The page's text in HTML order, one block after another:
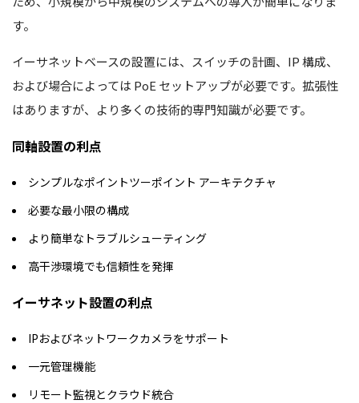
す。
イーサネットベースの設置には、スイッチの計画、IP 構成、
および場合によっては PoE セットアップが必要です。拡張性
はありますが、より多くの技術的専門知識が必要です。
同軸設置の利点
シンプルなポイントツーポイント アーキテクチャ
必要な最小限の構成
より簡単なトラブルシューティング
高干渉環境でも信頼性を発揮
イーサネット設置の利点
IPおよびネットワークカメラをサポート
一元管理機能
リモート監視とクラウド統合